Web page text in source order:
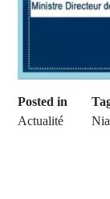
Posted in
Actualité